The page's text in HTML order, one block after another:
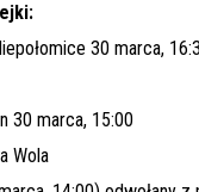
30 marca,
30 marca, 15:00
Wola